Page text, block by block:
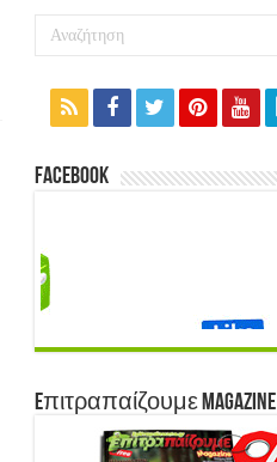
Facebook
Eπιτραπαίζουμε Magazine